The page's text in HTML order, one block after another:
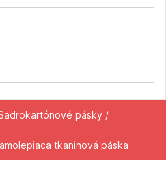
pásky /
tkaninová páska